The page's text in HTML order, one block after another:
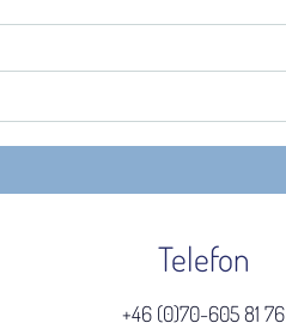
Telefon
+46 (0)70-605 81 76